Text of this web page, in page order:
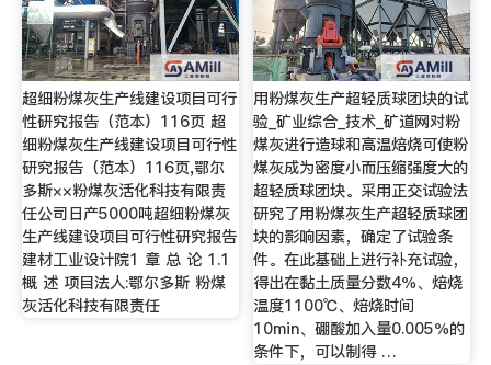
超细粉煤灰生产线建设项目可行
性研究报告（范本）116页 超
细粉煤灰生产线建设项目可行性
研究报告（范本）116页,鄂尔
多斯××粉煤灰活化科技有限责
任公司日产5000吨超细粉煤灰
生产线建设项目可行性研究报告
建材工业设计院1 章 总 论 1.1
概 述 项目法人:鄂尔多斯 粉煤
灰活化科技有限责任
用粉煤灰生产超轻质球团块的试
验_矿业综合_技术_矿道网对粉
煤灰进行造球和高温焙烧可使粉
煤灰成为密度小而压缩强度大的
超轻质球团块。采用正交试验法
研究了用粉煤灰生产超轻质球团
块的影响因素，确定了试验条
件。在此基础上进行补充试验，
得出在黏土质量分数4％、焙烧
温度1100℃、焙烧时间
10min、硼酸加入量0.005％的
条件下，可以制得 …